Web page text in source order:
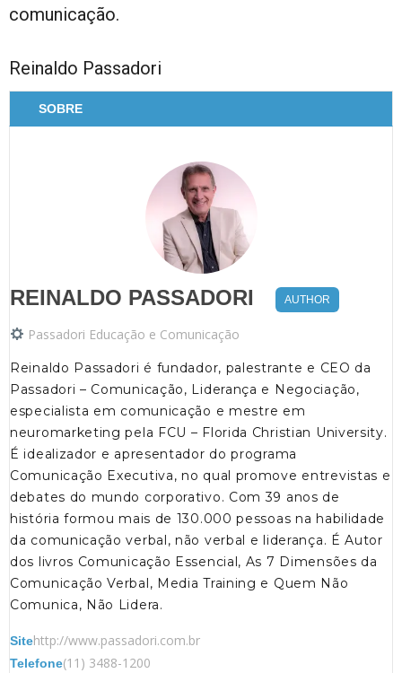
comunicação.
Reinaldo Passadori
SOBRE
REINALDO PASSADORI AUTHOR
Passadori Educação e Comunicação
Reinaldo Passadori é fundador, palestrante e CEO da
Passadori – Comunicação, Liderança e Negociação,
especialista em comunicação e mestre em
neuromarketing pela FCU – Florida Christian University.
É idealizador e apresentador do programa
Comunicação Executiva, no qual promove entrevistas e
debates do mundo corporativo. Com 39 anos de
história formou mais de 130.000 pessoas na habilidade
da comunicação verbal, não verbal e liderança. É Autor
dos livros Comunicação Essencial, As 7 Dimensões da
Comunicação Verbal, Media Training e Quem Não
Comunica, Não Lidera.
Sitehttp://www.passadori.com.br
Telefone(11) 3488-1200